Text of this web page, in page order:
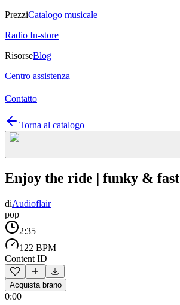
PrezziCatalogo musicale
Radio In-store
RisorseBlog
Centro assistenza
Contatto
Torna al catalogo
Enjoy the ride | funky & fast
diAudioflair
pop
2:35
122 BPM
Content ID
Acquista brano
0:00